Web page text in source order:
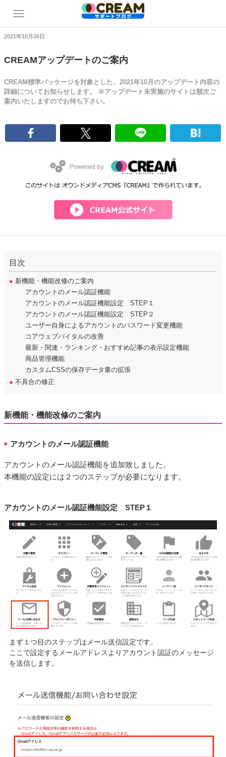
2021年10月26日
CREAMアップデートのご案内
CREAM標準パッケージを対象とした、2021年10月のアップデート内容の
詳細についてお知らせします。 ※アップデート未実施のサイトは順次ご
案内いたしますのでお待ち下さい。
目次
● 新機能・機能改修のご案内
アカウントのメール認証機能
アカウントのメール認証機能設定 STEP１
アカウントのメール認証機能設定 STEP２
ユーザー自身によるアカウントのパスワード変更機能
コアウェブバイタルの改善
最新・関連・ランキング・おすすめ記事の表示設定機能
商品管理機能
カスタムCSSの保存データ量の拡張
● 不具合の修正
新機能・機能改修のご案内
■ アカウントのメール認証機能
アカウントのメール認証機能を追加致しました。
本機能の設定には２つのステップが必要になります。
アカウントのメール認証機能設定 STEP１
まず１つ目のステップはメール送信設定です。
ここで設定するメールアドレスよりアカウント認証のメッセージ
を送信します。